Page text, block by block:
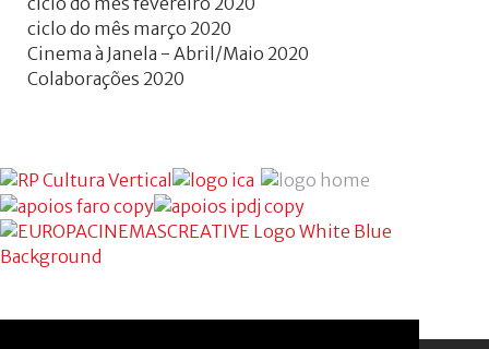
ciclo do mês março 2020
Cinema à Janela - Abril/Maio 2020
Colaborações 2020